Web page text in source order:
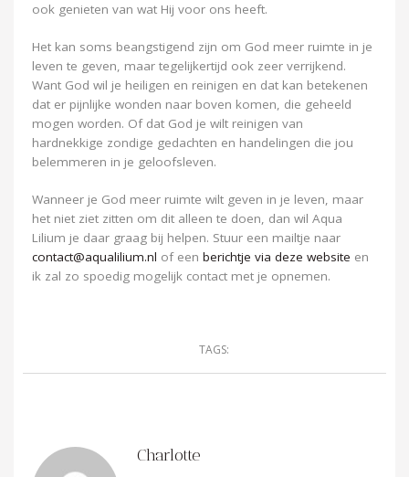
ook genieten van wat Hij voor ons heeft.
Het kan soms beangstigend zijn om God meer ruimte in je
leven te geven, maar tegelijkertijd ook zeer verrijkend.
Want God wil je heiligen en reinigen en dat kan betekenen
dat er pijnlijke wonden naar boven komen, die geheeld
mogen worden. Of dat God je wilt reinigen van
hardnekkige zondige gedachten en handelingen die jou
belemmeren in je geloofsleven.
Wanneer je God meer ruimte wilt geven in je leven, maar
het niet ziet zitten om dit alleen te doen, dan wil Aqua
Lilium je daar graag bij helpen. Stuur een mailtje naar
contact@aqualilium.nl of een berichtje via deze website en
ik zal zo spoedig mogelijk contact met je opnemen.
TAGS:
Charlotte